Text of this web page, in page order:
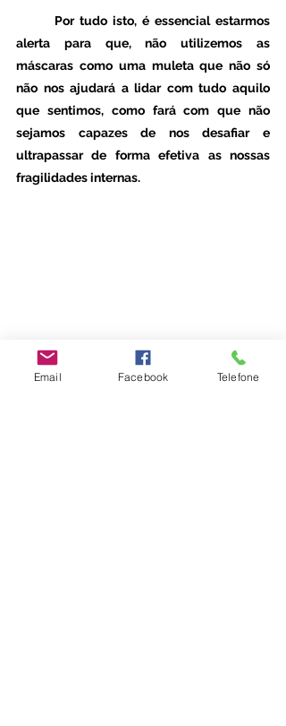
alerta para que, não utilizemos as
máscaras como uma muleta que não só
não nos ajudará a lidar com tudo aquilo
que sentimos, como fará com que não
sejamos capazes de nos desafiar e
ultrapassar de forma efetiva as nossas
fragilidades internas.
Email Facebook Telefone